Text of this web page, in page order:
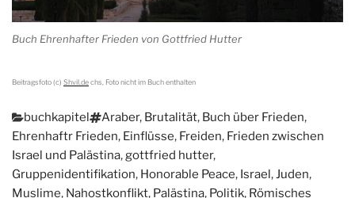
Buch Ehrenhafter Frieden von Gottfried Hutter
Beitragsfoto (c) Shvil.dechs, Foto nicht im Buch enthalten
Kategorien
buchkapitel Schlagwörter
Araber, Brutalität, Buch über Frieden,
Ehrenhaftr Frieden, Einflüsse, Freiden, Frieden zwischen
Israel und Palästina,gottfried hutter,
Gruppenidentifikation, Honorable Peace, Israel ,Juden,
Muslime, Nahostkonflikt, Palästina, Politik, Römisches